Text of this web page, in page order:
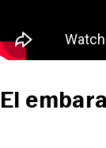
El